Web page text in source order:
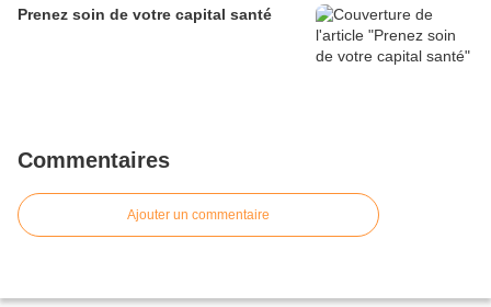
Prenez soin de votre capital santé
Commentaires
Ajouter un commentaire